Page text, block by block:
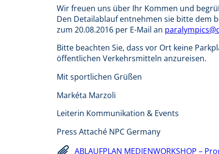
Wir freuen uns über Ihr Kommen und
Den Detailablauf entnehmen sie bitte dem
zum 20.08.2016 per E-Mail an
Bitte beachten Sie, dass vor Ort keine
öffentlichen Verkehrsmitteln anzureisen.
Mit sportlichen Grüßen
Markéta Marzoli
Leiterin Kommunikation & Events
Press Attaché NPC Germany
ABLAUFPLAN MEDIENWORKSHOP –